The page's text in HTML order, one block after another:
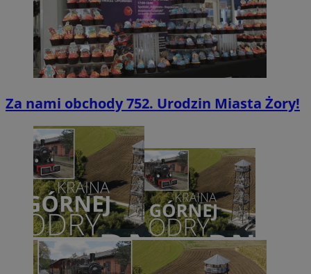
Za nami obchody 752. Urodzin Miasta Żory!